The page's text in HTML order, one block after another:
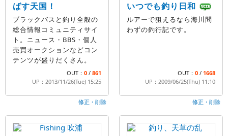
ばす天国！
ブラックバスと釣り全般の
総合情報コミュニティサイ
ト。ニュース・BBS・個人
売買オークションなどコン
テンツが盛りだくさん。
OUT： 0 / 861
UP：2013/11/26(Tue) 15:25
修正・削除
いつでも釣り日和
ルアーで狙えるなら海川問
わずの釣行記です。
OUT： 0 / 1668
UP：2009/06/25(Thu) 11:10
修正・削除